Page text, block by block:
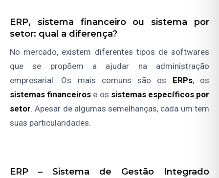
ERP, sistema financeiro ou sistema por
setor: qual a diferença?
No mercado, existem diferentes tipos de softwares
que se propõem a ajudar na administração
empresarial. Os mais comuns são os ERPs, os
sistemas financeiros e os sistemas específicos por
setor. Apesar de algumas semelhanças, cada um tem
suas particularidades.
ERP – Sistema de Gestão Integrado